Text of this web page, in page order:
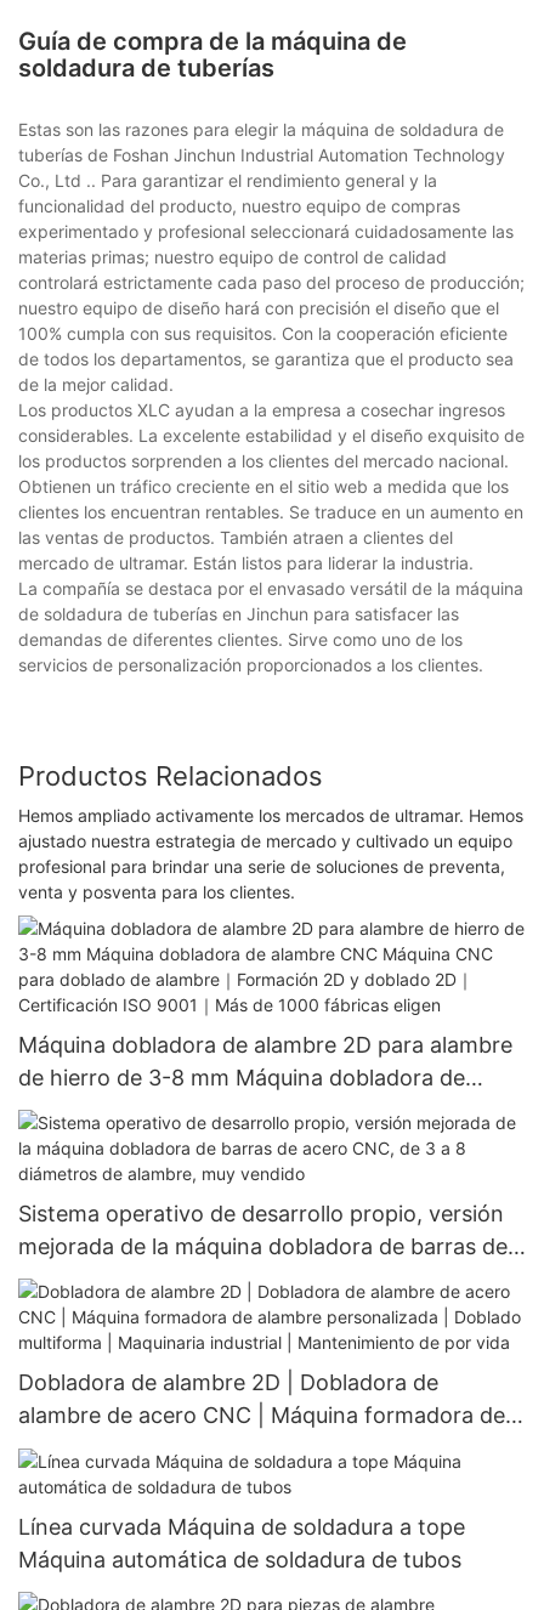
Guía de compra de la máquina de
soldadura de tuberías
Estas son las razones para elegir la máquina de soldadura de
tuberías de Foshan Jinchun Industrial Automation Technology
Co., Ltd .. Para garantizar el rendimiento general y la
funcionalidad del producto, nuestro equipo de compras
experimentado y profesional seleccionará cuidadosamente las
materias primas; nuestro equipo de control de calidad
controlará estrictamente cada paso del proceso de producción;
nuestro equipo de diseño hará con precisión el diseño que el
100% cumpla con sus requisitos. Con la cooperación eficiente
de todos los departamentos, se garantiza que el producto sea
de la mejor calidad.
Los productos XLC ayudan a la empresa a cosechar ingresos
considerables. La excelente estabilidad y el diseño exquisito de
los productos sorprenden a los clientes del mercado nacional.
Obtienen un tráfico creciente en el sitio web a medida que los
clientes los encuentran rentables. Se traduce en un aumento en
las ventas de productos. También atraen a clientes del
mercado de ultramar. Están listos para liderar la industria.
La compañía se destaca por el envasado versátil de la máquina
de soldadura de tuberías en Jinchun para satisfacer las
demandas de diferentes clientes. Sirve como uno de los
servicios de personalización proporcionados a los clientes.
Productos Relacionados
Hemos ampliado activamente los mercados de ultramar. Hemos
ajustado nuestra estrategia de mercado y cultivado un equipo
profesional para brindar una serie de soluciones de preventa,
venta y posventa para los clientes.
Máquina dobladora de alambre 2D para alambre
de hierro de 3-8 mm Máquina dobladora de
alambre CNC Máquina CNC para doblado de
alambre｜Formación 2D y doblado 2D｜
Certificación ISO 9001｜Más de 1000 fábricas
eligen
Sistema operativo de desarrollo propio, versión
mejorada de la máquina dobladora de barras de
acero CNC, de 3 a 8 diámetros de alambre, muy
vendido
Dobladora de alambre 2D | Dobladora de
alambre de acero CNC | Máquina formadora de
alambre personalizada | Doblado multiforma |
Maquinaria industrial | Mantenimiento de por
vida
Línea curvada Máquina de soldadura a tope
Máquina automática de soldadura de tubos